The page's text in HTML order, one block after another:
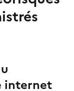
internet